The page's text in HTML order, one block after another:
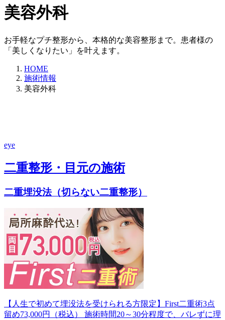
美容外科
お手軽なプチ整形から、本格的な美容整形まで。患者様の
「美しくなりたい」を叶えます。
HOME
施術情報
美容外科
eye
二重整形・目元の施術
二重埋没法（切らない二重整形）
【人生で初めて埋没法を受けられる方限定】First二重術3点
留め73,000円（税込） 施術時間20～30分程度で、バレずに理